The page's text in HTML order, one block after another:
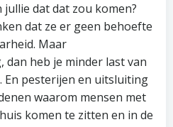
dat dat zou komen?
dat ze er geen behoefte
Maar
dan heb je minder last van
pesterijen en uitsluiting
waarom mensen met
komen te zitten en in de